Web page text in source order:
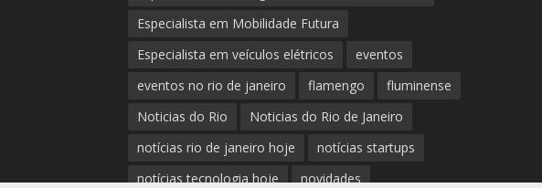
Especialista em Mobilidade Futura
Especialista em veículos elétricos
eventos
eventos no rio de janeiro
flamengo
fluminense
Noticias do Rio
Noticias do Rio de Janeiro
notícias rio de janeiro hoje
notícias startups
notícias tecnologia hoje
novidades